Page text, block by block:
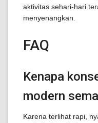
aktivitas sehari-hari
menyenangkan.
FAQ
Kenapa
modern
Karena terlihat rapi,